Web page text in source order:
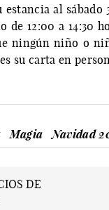
al sábado
de 12:00 a 14:30
ningún niño o
su carta en
Magia Navidad